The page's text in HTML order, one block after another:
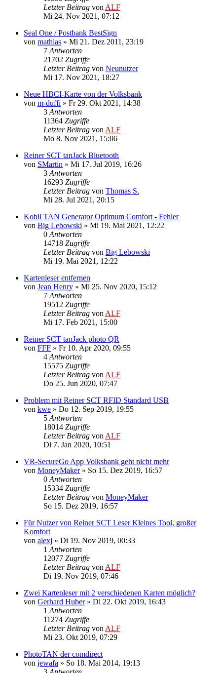
Letzter Beitrag von ALF
Mi 24. Nov 2021, 07:12
Seal One / Postbank BestSign
von mathias » Mi 21. Dez 2011, 23:19
7 Antworten
21702 Zugriffe
Letzter Beitrag von Neunutzer
Mi 17. Nov 2021, 18:27
Neue HBCI-Karte von der Volksbank
von m-duffi » Fr 29. Okt 2021, 14:38
3 Antworten
11364 Zugriffe
Letzter Beitrag von ALF
Mo 8. Nov 2021, 15:06
Reiner SCT tanJack Bluetooth
von SMartin » Mi 17. Jul 2019, 16:26
3 Antworten
16293 Zugriffe
Letzter Beitrag von Thomas S.
Mi 28. Jul 2021, 20:15
Kobil TAN Generator Optimum Comfort - Fehler
von Big Lebowski » Mi 19. Mai 2021, 12:22
0 Antworten
14718 Zugriffe
Letzter Beitrag von Big Lebowski
Mi 19. Mai 2021, 12:22
Kartenleser entfernen
von Jean Henry » Mi 25. Nov 2020, 15:12
7 Antworten
19512 Zugriffe
Letzter Beitrag von ALF
Mi 17. Feb 2021, 15:00
Reiner SCT tanJack photo QR
von FFF » Fr 10. Apr 2020, 09:55
4 Antworten
15575 Zugriffe
Letzter Beitrag von ALF
Do 25. Jun 2020, 07:47
Problem mit Reiner SCT RFID Standard USB
von kwe » Do 12. Sep 2019, 19:55
5 Antworten
18014 Zugriffe
Letzter Beitrag von ALF
Di 7. Jan 2020, 10:51
VR-SecureGo App Volksbank geht nicht mehr
von MoneyMaker» So 15. Dez 2019, 16:57
0 Antworten
15334 Zugriffe
Letzter Beitrag von MoneyMaker
So 15. Dez 2019, 16:57
Für Nutzer von Reiner SCT Leser Kleines Tool, großer
Komfort
von alexj » Di 19. Nov 2019, 00:33
1 Antworten
12077 Zugriffe
Letzter Beitrag von ALF
Di 19. Nov 2019, 07:46
Zwei Kartenleser mit 2 verschiedenen Karten möglich?
von Gerhard Huber» Di 22. Okt 2019, 16:43
1 Antworten
11274 Zugriffe
Letzter Beitrag von ALF
Mi 23. Okt 2019, 07:29
PhotoTAN der comdirect
von jewafa » So 18. Mai 2014, 19:13